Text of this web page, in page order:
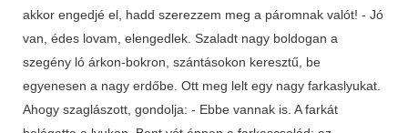
akkor engedjé el, hadd szerezzem meg a páromnak valót! - Jó
van, édes lovam, elengedlek. Szaladt nagy boldogan a
szegény ló árkon-bokron, szántásokon keresztű, be
egyenesen a nagy erdőbe. Ott meg lelt egy nagy farkaslyukat.
Ahogy szaglászott, gondolja: - Ebbe vannak is. A farkát